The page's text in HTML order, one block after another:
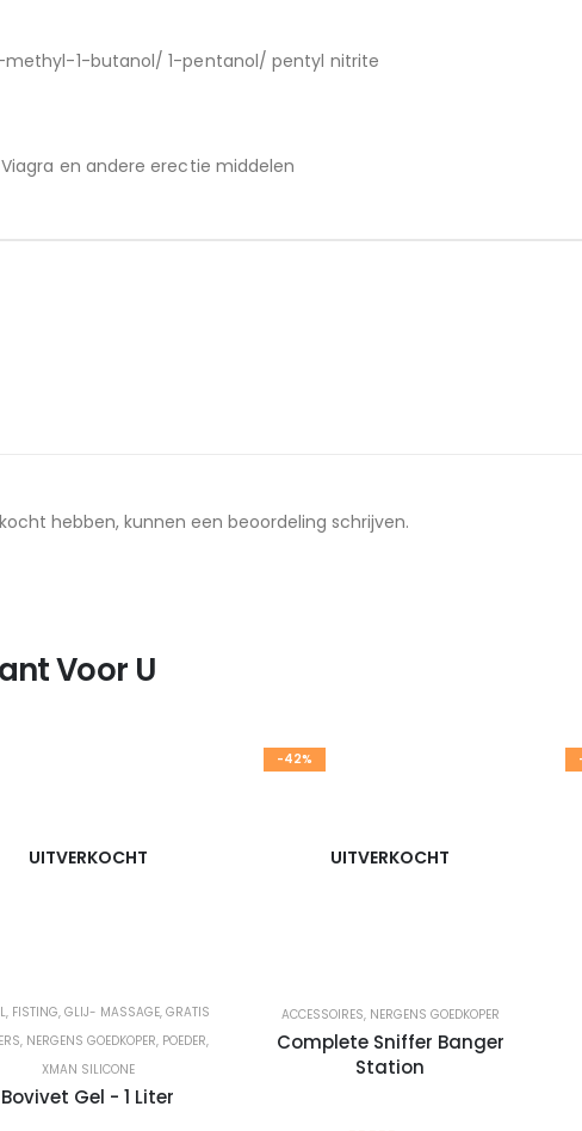
1-butanol/ 1-pentanol/ pentyl nitrite
en andere erectie middelen
hebben, kunnen een beoordeling schrijven.
Voor U
UITVERKOCHT
, FISTING,GLIJ- MASSAGE,GRATIS
, NERGENS GOEDKOPER, POEDER,
XMAN SILICONE
Bovivet Gel - 1 Liter
-42%
UITVERKOCHT
ACCESSOIRES, NERGENS GOEDKOPER
Complete Sniffer Banger
Station